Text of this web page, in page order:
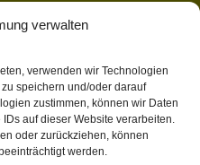
verwalten
verwenden wir Technologien
speichern und/oder darauf
zustimmen, können wir Daten
auf dieser Website verarbeiten.
oder zurückziehen, können
werden.
von Mathieu Hauck
Mathieu Hauck